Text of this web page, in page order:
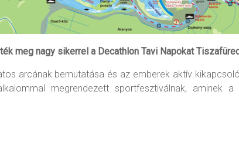
meg nagy sikerrel a Decathlon Tavi Napokat
arcának bemutatása és az emberek aktív
megrendezett sportfesztiválnak, aminek